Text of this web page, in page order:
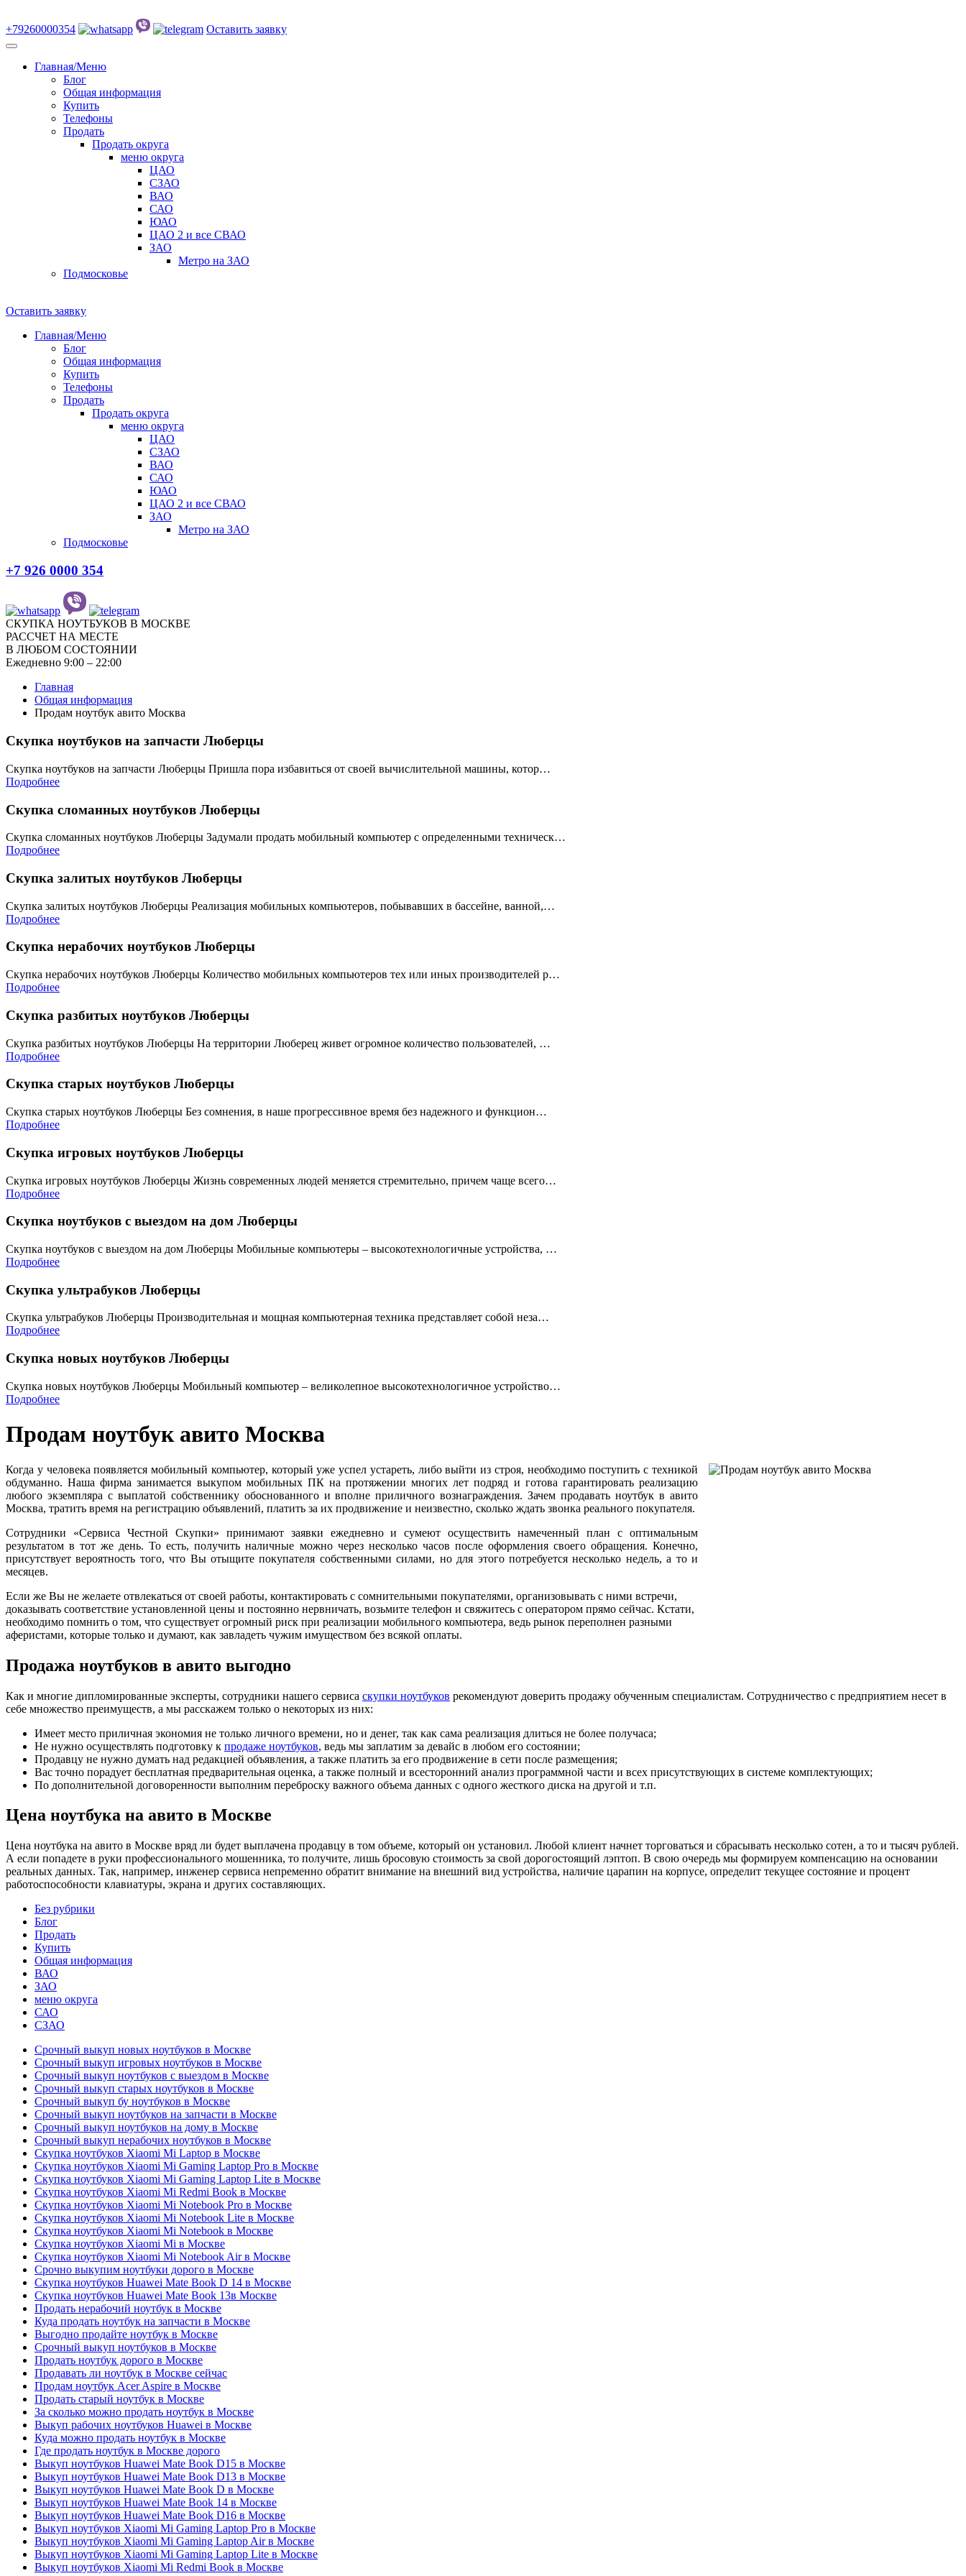
+79260000354 Оставить заявку
Главная/Меню
Блог
Общая информация
Купить
Телефоны
Продать
Продать округа
меню округа
ЦАО
СЗАО
ВАО
САО
ЮАО
ЦАО 2 и все СВАО
ЗАО
Метро на ЗАО
Подмосковье
Оставить заявку
Главная/Меню
Блог
Общая информация
Купить
Телефоны
Продать
Продать округа
меню округа
ЦАО
СЗАО
ВАО
САО
ЮАО
ЦАО 2 и все СВАО
ЗАО
Метро на ЗАО
Подмосковье
+7 926 0000 354
СКУПКА НОУТБУКОВ В МОСКВЕ
РАССЧЕТ НА МЕСТЕ
В ЛЮБОМ СОСТОЯНИИ
Ежедневно 9:00 – 22:00
Главная
Общая информация
Продам ноутбук авито Москва
Скупка ноутбуков на запчасти Люберцы
Скупка ноутбуков на запчасти Люберцы Пришла пора избавиться от своей вычислительной машины, котор…
Подробнее
Скупка сломанных ноутбуков Люберцы
Скупка сломанных ноутбуков Люберцы Задумали продать мобильный компьютер с определенными техническ…
Подробнее
Скупка залитых ноутбуков Люберцы
Скупка залитых ноутбуков Люберцы Реализация мобильных компьютеров, побывавших в бассейне, ванной,…
Подробнее
Скупка нерабочих ноутбуков Люберцы
Скупка нерабочих ноутбуков Люберцы Количество мобильных компьютеров тех или иных производителей р…
Подробнее
Скупка разбитых ноутбуков Люберцы
Скупка разбитых ноутбуков Люберцы На территории Люберец живет огромное количество пользователей, …
Подробнее
Скупка старых ноутбуков Люберцы
Скупка старых ноутбуков Люберцы Без сомнения, в наше прогрессивное время без надежного и функцион…
Подробнее
Скупка игровых ноутбуков Люберцы
Скупка игровых ноутбуков Люберцы Жизнь современных людей меняется стремительно, причем чаще всего…
Подробнее
Скупка ноутбуков с выездом на дом Люберцы
Скупка ноутбуков с выездом на дом Люберцы Мобильные компьютеры – высокотехнологичные устройства, …
Подробнее
Скупка ультрабуков Люберцы
Скупка ультрабуков Люберцы Производительная и мощная компьютерная техника представляет собой неза…
Подробнее
Скупка новых ноутбуков Люберцы
Скупка новых ноутбуков Люберцы Мобильный компьютер – великолепное высокотехнологичное устройство…
Подробнее
Продам ноутбук авито Москва
Когда у человека появляется мобильный компьютер, который уже успел устареть, либо выйти из строя, необходимо поступить с техникой
обдуманно. Наша фирма занимается выкупом мобильных ПК на протяжении многих лет подряд и готова гарантировать реализацию
любого экземпляра с выплатой собственнику обоснованного и вполне приличного вознаграждения. Зачем продавать ноутбук в авито
Москва, тратить время на регистрацию объявлений, платить за их продвижение и неизвестно, сколько ждать звонка реального покупателя.
Сотрудники «Сервиса Честной Скупки» принимают заявки ежедневно и сумеют осуществить намеченный план с оптимальным
результатом в тот же день. То есть, получить наличные можно через несколько часов после оформления своего обращения. Конечно,
присутствует вероятность того, что Вы отыщите покупателя собственными силами, но для этого потребуется несколько недель, а то и
месяцев.
Если же Вы не желаете отвлекаться от своей работы, контактировать с сомнительными покупателями, организовывать с ними встречи,
доказывать соответствие установленной цены и постоянно нервничать, возьмите телефон и свяжитесь с оператором прямо сейчас. Кстати,
необходимо помнить о том, что существует огромный риск при реализации мобильного компьютера, ведь рынок переполнен разными
аферистами, которые только и думают, как завладеть чужим имуществом без всякой оплаты.
Продажа ноутбуков в авито выгодно
Как и многие дипломированные эксперты, сотрудники нашего сервиса скупки ноутбуков рекомендуют доверить продажу обученным специалистам. Сотрудничество с предприятием несет в
себе множество преимуществ, а мы расскажем только о некоторых из них:
Имеет место приличная экономия не только личного времени, но и денег, так как сама реализация длиться не более получаса;
Не нужно осуществлять подготовку к продаже ноутбуков, ведь мы заплатим за девайс в любом его состоянии;
Продавцу не нужно думать над редакцией объявления, а также платить за его продвижение в сети после размещения;
Вас точно порадует бесплатная предварительная оценка, а также полный и всесторонний анализ программной части и всех присутствующих в системе комплектующих;
По дополнительной договоренности выполним переброску важного объема данных с одного жесткого диска на другой и т.п.
Цена ноутбука на авито в Москве
Цена ноутбука на авито в Москве вряд ли будет выплачена продавцу в том объеме, который он установил. Любой клиент начнет торговаться и сбрасывать несколько сотен, а то и тысяч рублей.
А если попадете в руки профессионального мошенника, то получите, лишь бросовую стоимость за свой дорогостоящий лэптоп. В свою очередь мы формируем компенсацию на основании
реальных данных. Так, например, инженер сервиса непременно обратит внимание на внешний вид устройства, наличие царапин на корпусе, определит текущее состояние и процент
работоспособности клавиатуры, экрана и других составляющих.
Без рубрики
Блог
Продать
Купить
Общая информация
ВАО
ЗАО
меню округа
САО
СЗАО
Срочный выкуп новых ноутбуков в Москве
Срочный выкуп игровых ноутбуков в Москве
Срочный выкуп ноутбуков с выездом в Москве
Срочный выкуп старых ноутбуков в Москве
Срочный выкуп бу ноутбуков в Москве
Срочный выкуп ноутбуков на запчасти в Москве
Срочный выкуп ноутбуков на дому в Москве
Срочный выкуп нерабочих ноутбуков в Москве
Скупка ноутбуков Xiaomi Mi Laptop в Москве
Скупка ноутбуков Xiaomi Mi Gaming Laptop Pro в Москве
Скупка ноутбуков Xiaomi Mi Gaming Laptop Lite в Москве
Скупка ноутбуков Xiaomi Mi Redmi Book в Москве
Скупка ноутбуков Xiaomi Mi Notebook Pro в Москве
Скупка ноутбуков Xiaomi Mi Notebook Lite в Москве
Скупка ноутбуков Xiaomi Mi Notebook в Москве
Скупка ноутбуков Xiaomi Mi в Москве
Скупка ноутбуков Xiaomi Mi Notebook Air в Москве
Срочно выкупим ноутбуки дорого в Москве
Скупка ноутбуков Huawei Mate Book D 14 в Москве
Скупка ноутбуков Huawei Mate Book 13в Москве
Продать нерабочий ноутбук в Москве
Куда продать ноутбук на запчасти в Москве
Выгодно продайте ноутбук в Москве
Срочный выкуп ноутбуков в Москве
Продать ноутбук дорого в Москве
Продавать ли ноутбук в Москве сейчас
Продам ноутбук Acer Aspire в Москве
Продать старый ноутбук в Москве
За сколько можно продать ноутбук в Москве
Выкуп рабочих ноутбуков Huawei в Москве
Куда можно продать ноутбук в Москве
Где продать ноутбук в Москве дорого
Выкуп ноутбуков Huawei Mate Book D15 в Москве
Выкуп ноутбуков Huawei Mate Book D13 в Москве
Выкуп ноутбуков Huawei Mate Book D в Москве
Выкуп ноутбуков Huawei Mate Book 14 в Москве
Выкуп ноутбуков Huawei Mate Book D16 в Москве
Выкуп ноутбуков Xiaomi Mi Gaming Laptop Pro в Москве
Выкуп ноутбуков Xiaomi Mi Gaming Laptop Air в Москве
Выкуп ноутбуков Xiaomi Mi Gaming Laptop Lite в Москве
Выкуп ноутбуков Xiaomi Mi Redmi Book в Москве